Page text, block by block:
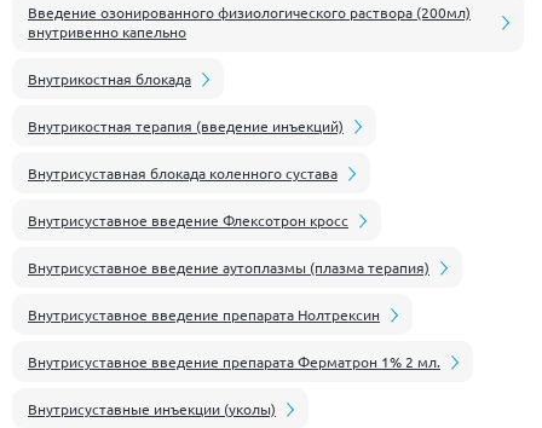
Введение озонированного физиологического раствора (200мл)
внутривенно капельно
Внутрикостная блокада
Внутрикостная терапия (введение инъекций)
Внутрисуставная блокада коленного сустава
Внутрисуставное введение Флексотрон кросс
Внутрисуставное введение аутоплазмы (плазма терапия)
Внутрисуставное введение препарата Нолтрексин
Внутрисуставное введение препарата Ферматрон 1% 2 мл.
Внутрисуставные инъекции (уколы)